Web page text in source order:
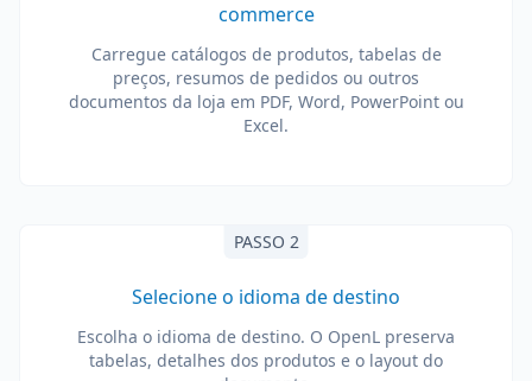
commerce
Carregue catálogos de produtos, tabelas de
preços, resumos de pedidos ou outros
documentos da loja em PDF, Word, PowerPoint ou
Excel.
PASSO 2
Selecione o idioma de destino
Escolha o idioma de destino. O OpenL preserva
tabelas, detalhes dos produtos e o layout do